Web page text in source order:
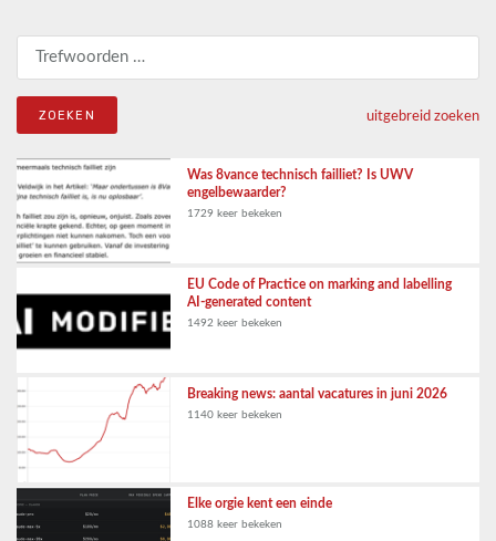
Zoeken naar:
uitgebreid zoeken
Was 8vance technisch failliet? Is UWV
engelbewaarder?
1729 keer bekeken
EU Code of Practice on marking and labelling
AI-generated content
1492 keer bekeken
Breaking news: aantal vacatures in juni 2026
1140 keer bekeken
Elke orgie kent een einde
1088 keer bekeken